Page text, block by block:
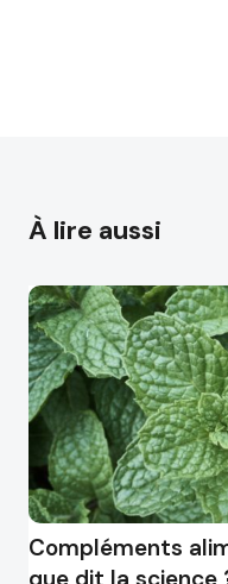
À lire aussi
Compléments